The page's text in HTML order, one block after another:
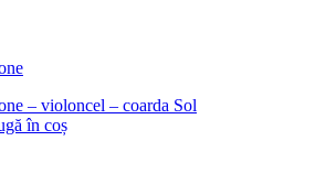
– violoncel – coarda Sol
în coș